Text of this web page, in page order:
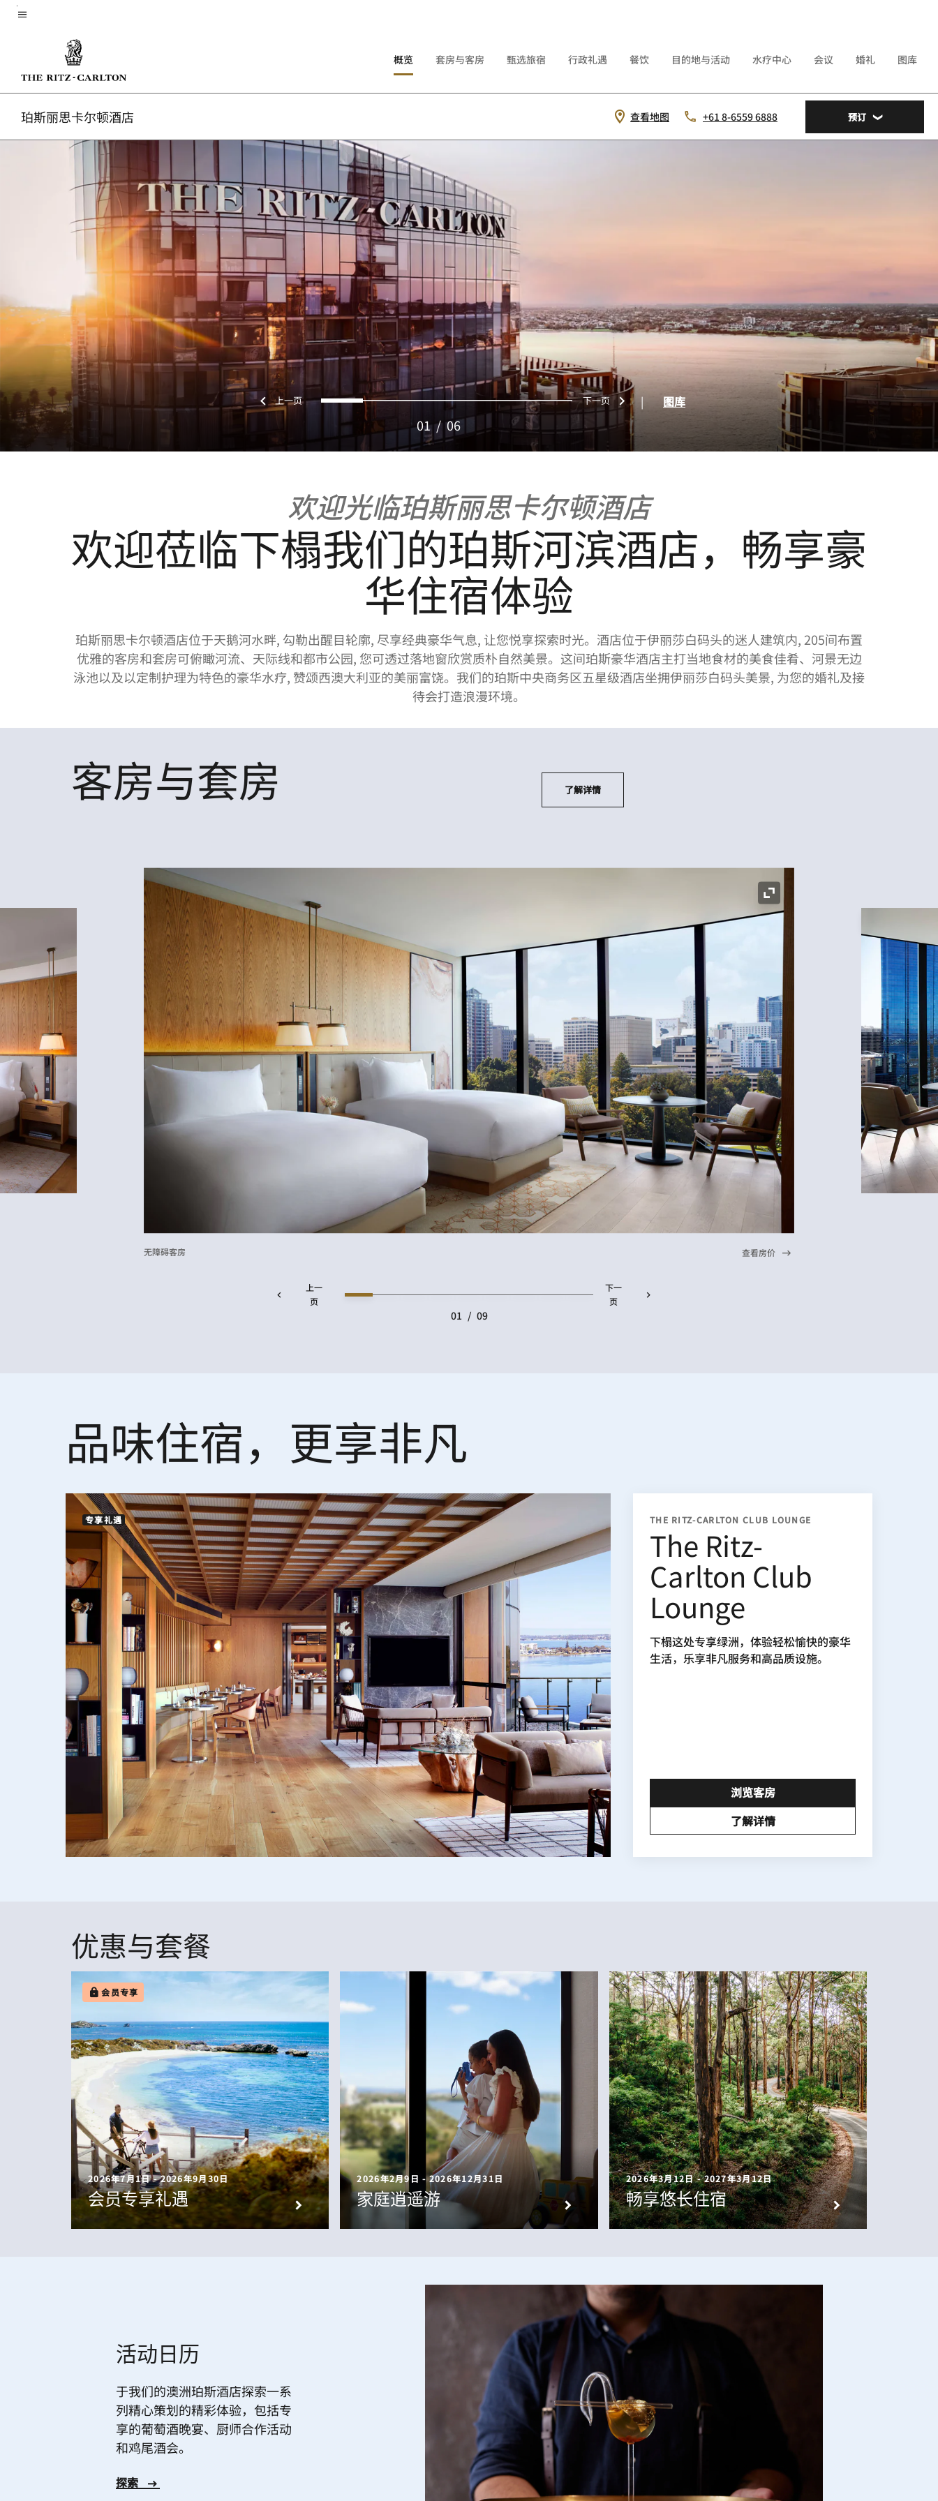
Skip
概览 套房与客房 甄选旅宿 行政礼遇 餐饮 目的地与活动 水疗中心 会议 婚礼 图库
珀斯丽思卡尔顿酒店 查看地图 +61 8-6559 6888 预订
上一页 0 1 2 3 4 5 下一页
01/06
| 图库
欢迎光临珀斯丽思卡尔顿酒店
欢迎莅临下榻我们的珀斯河滨酒店，畅享豪
华住宿体验
珀斯丽思卡尔顿酒店位于天鹅河水畔, 勾勒出醒目轮廓, 尽享经典豪华气息, 让您悦享探索时光。酒店位于伊丽莎白码头的迷人建筑内, 205间布置
优雅的客房和套房可俯瞰河流、天际线和都市公园, 您可透过落地窗欣赏质朴自然美景。这间珀斯豪华酒店主打当地食材的美食佳肴、河景无边
泳池以及以定制护理为特色的豪华水疗, 赞颂西澳大利亚的美丽富饶。我们的珀斯中央商务区五星级酒店坐拥伊丽莎白码头美景, 为您的婚礼及接
待会打造浪漫环境。
客房与套房 了解详情
展开图标
无障碍客房 查看房价
上一
页
下一
页
01 / 09
品味住宿，更享非凡
专享礼遇 THE RITZ-CARLTON CLUB LOUNGE
The Ritz-
Carlton Club
Lounge
下榻这处专享绿洲，体验轻松愉快的豪华
生活，乐享非凡服务和高品质设施。
浏览客房
了解详情
优惠与套餐
会员专享
2026年7月1日 - 2026年9月30日
会员专享礼遇
2026年2月9日 - 2026年12月31日
家庭逍遥游
2026年3月12日 - 2027年3月12日
畅享悠长住宿
活动日历
于我们的澳洲珀斯酒店探索一系
列精心策划的精彩体验，包括专
享的葡萄酒晚宴、厨师合作活动
和鸡尾酒会。
探索